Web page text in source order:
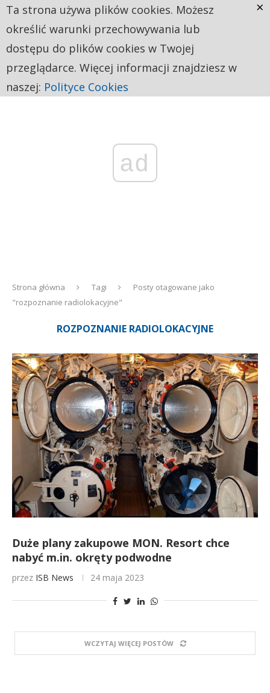
ad
Strona główna Tagi
Posty otagowane jako
"rozpoznanie radiolokacyjne"
ROZPOZNANIE RADIOLOKACYJNE
Duże plany zakupowe MON. Resort chce
nabyć m.in. okręty podwodne
przez ISB News 24 maja 2023
WCZYTAJ WIĘCEJ POSTÓW
Ta strona używa plików cookies. Możesz
określić warunki przechowywania lub
dostępu do plików cookies w Twojej
przeglądarce. Więcej informacji znajdziesz w
naszej: Polityce Cookies
×